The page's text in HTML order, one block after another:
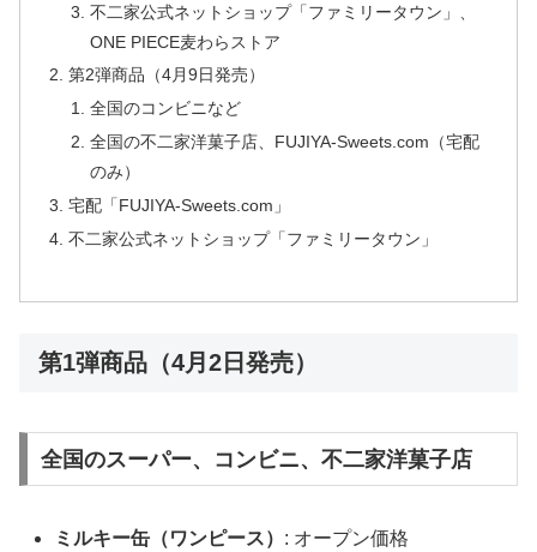
不二家公式ネットショップ「ファミリータウン」、
ONE PIECE麦わらストア
第2弾商品（4月9日発売）
全国のコンビニなど
全国の不二家洋菓子店、FUJIYA-Sweets.com（宅配
のみ）
宅配「FUJIYA-Sweets.com」
不二家公式ネットショップ「ファミリータウン」
第1弾商品（4月2日発売）
全国のスーパー、コンビニ、不二家洋菓子店
ミルキー缶（ワンピース） : オープン価格